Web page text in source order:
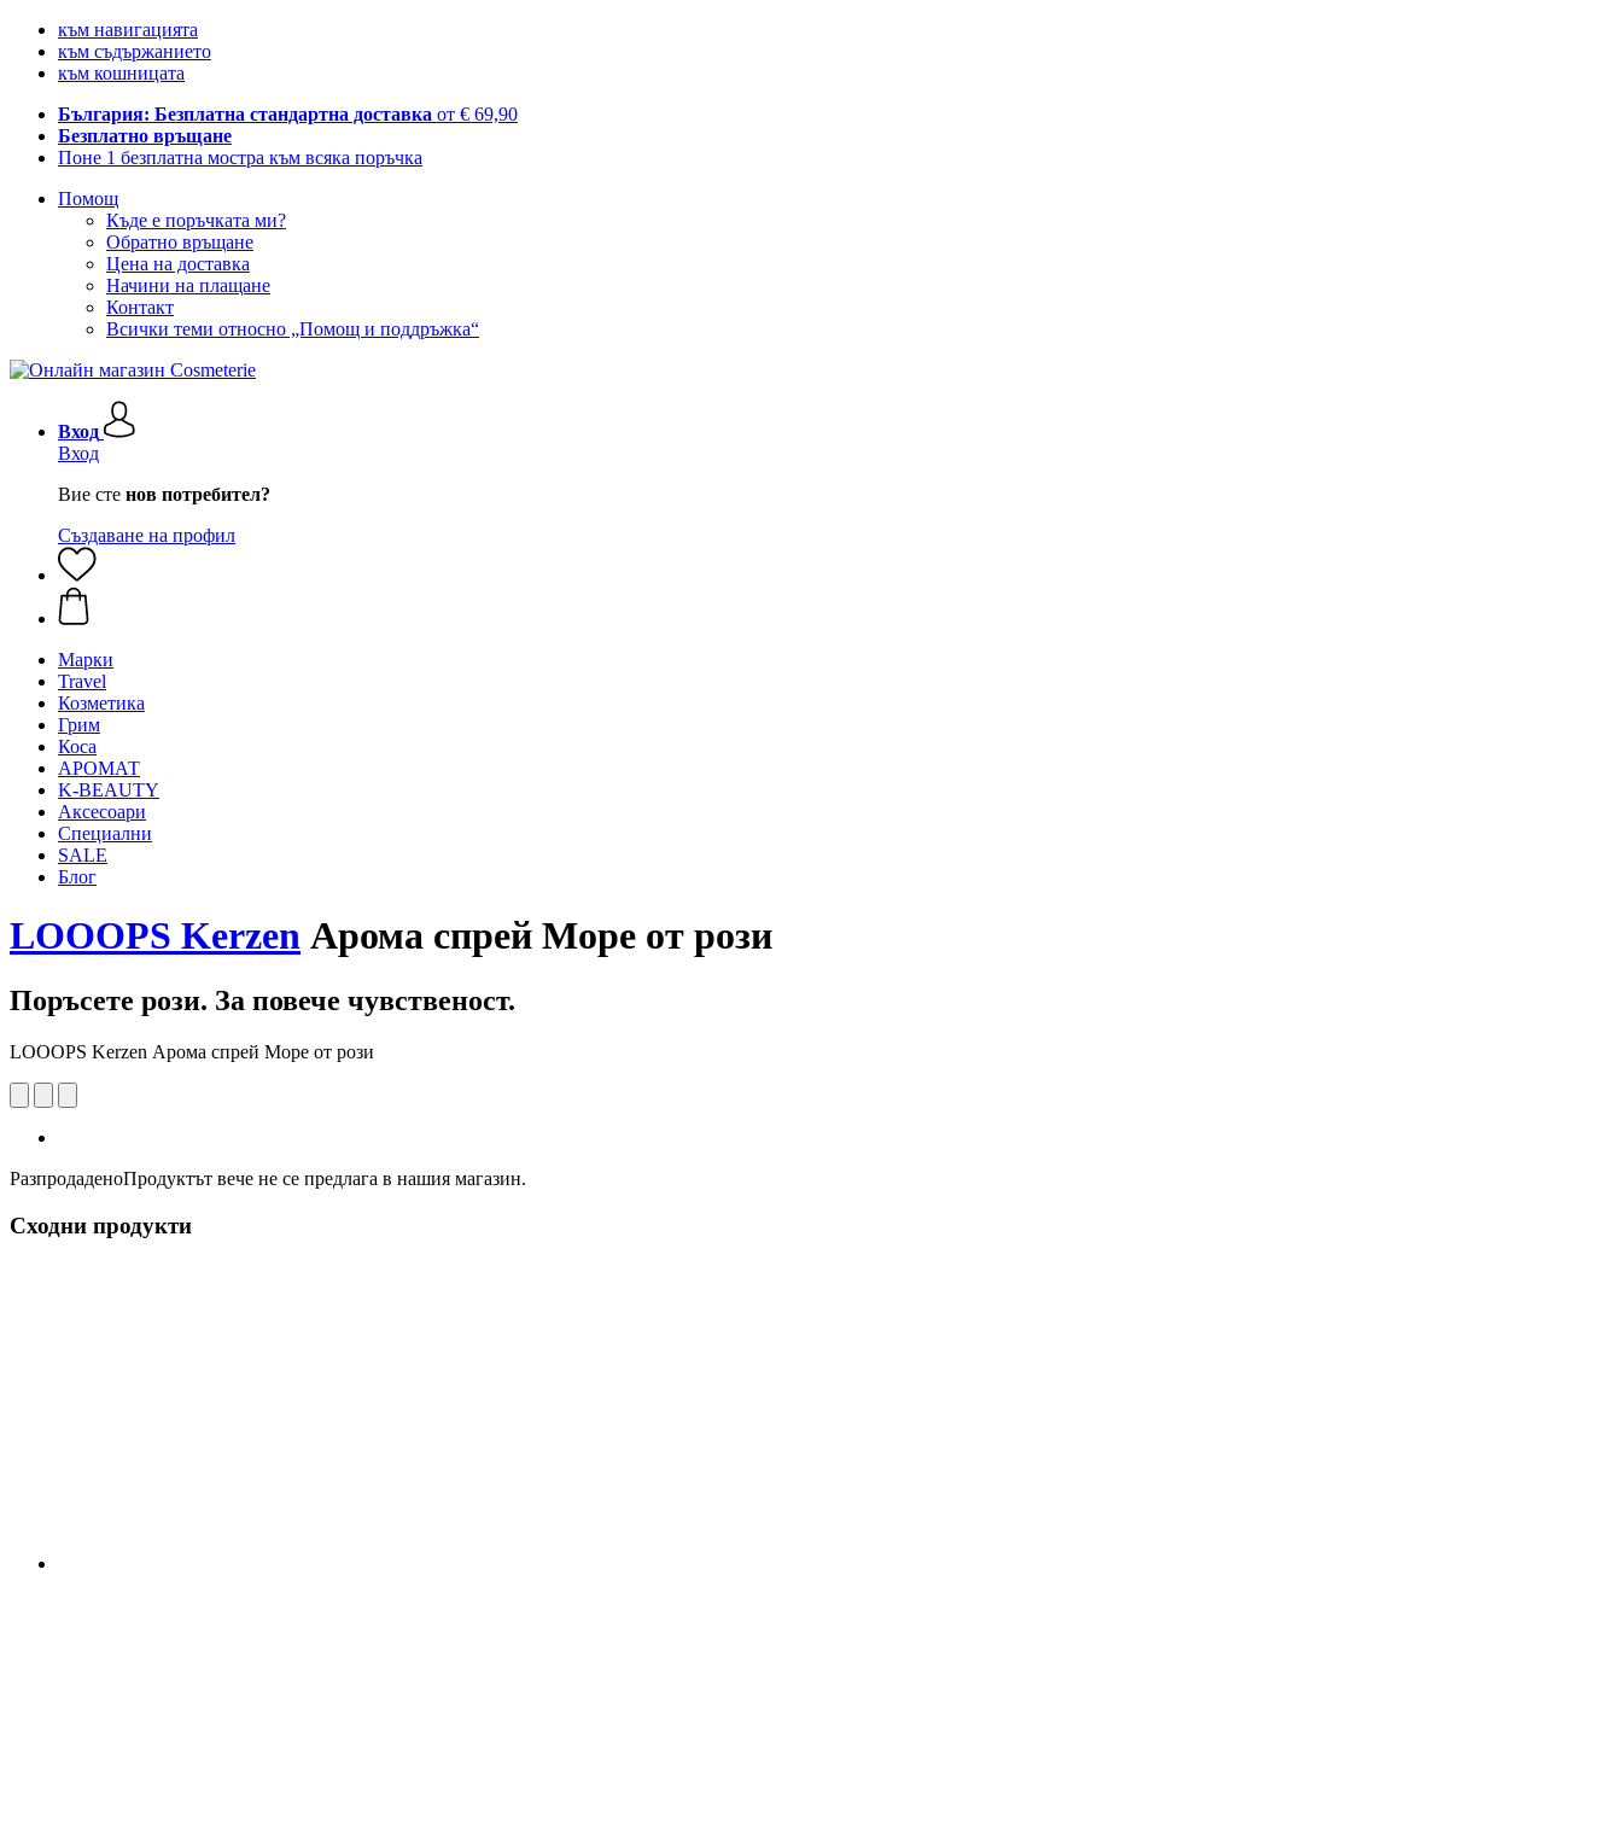
към навигацията
към съдържанието
към кошницата
България: Безплатна стандартна доставка от € 69,90
Безплатно връщане
Поне 1 безплатна мостра към всяка поръчка
Помощ
Къде е поръчката ми?
Обратно връщане
Цена на доставка
Начини на плащане
Контакт
Всички теми относно „Помощ и поддръжка“
Вход
Вход
Вие сте нов потребител?
Създаване на профил
Mарки
Travel
Козметика
Грим
Коса
АРОМАТ
K-BEAUTY
Аксесоари
Специални
SALE
Блог
LOOOPS Kerzen Арома спрей Море от рози
Поръсете рози. За повече чувственост.
LOOOPS Kerzen Арома спрей Море от рози
РазпродаденоПродуктът вече не се предлага в нашия магазин.
Сходни продукти